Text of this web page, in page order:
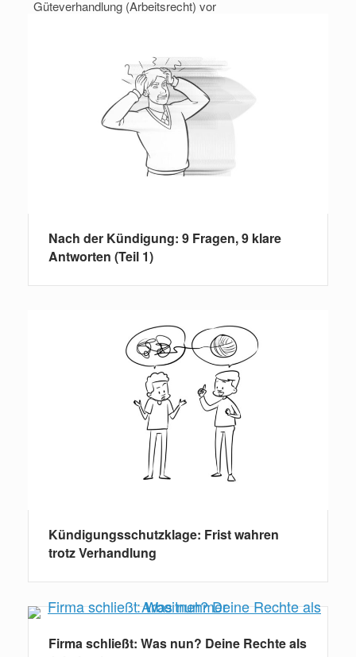
Güteverhandlung (Arbeitsrecht) vor
Nach der Kündigung: 9 Fragen, 9 klare
Antworten (Teil 1)
Kündigungsschutzklage: Frist wahren
trotz Verhandlung
Firma schließt: Was nun? Deine Rechte als